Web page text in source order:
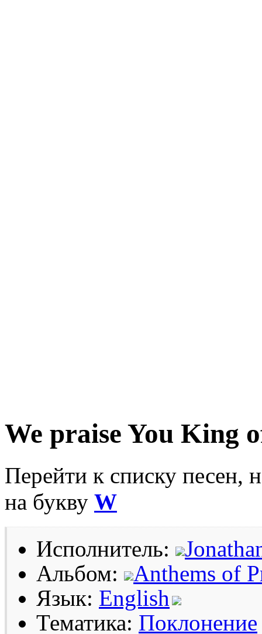
We praise You King
Перейти к списку песен,
на букву W
Исполнитель:
Альбом:
Anthems of
Язык: English
Тематика: Поклонение